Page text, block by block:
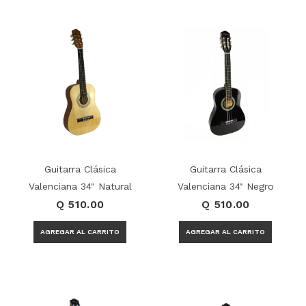
Guitarra Clásica
Valenciana 34" Natural
Q 510.00
Guitarra Clásica
Valenciana 34" Negro
Q 510.00